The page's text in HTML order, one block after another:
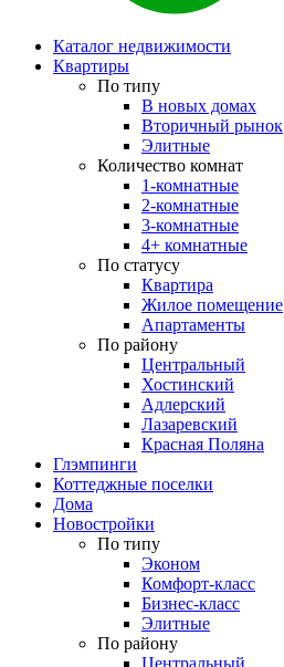
Каталог недвижимости
Квартиры
По типу
В новых домах
Вторичный рынок
Элитные
Количество комнат
1-комнатные
2-комнатные
3-комнатные
4+ комнатные
По статусу
Квартира
Жилое помещение
Апартаменты
По району
Центральный
Хостинский
Адлерский
Лазаревский
Красная Поляна
Глэмпинги
Коттеджные поселки
Дома
Новостройки
По типу
Эконом
Комфорт-класс
Бизнес-класс
Элитные
По району
Центральный